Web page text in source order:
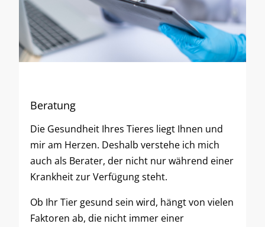
Beratung
Die Gesundheit Ihres Tieres liegt Ihnen und
mir am Herzen. Deshalb verstehe ich mich
auch als Berater, der nicht nur während einer
Krankheit zur Verfügung steht.
Ob Ihr Tier gesund sein wird, hängt von vielen
Faktoren ab, die nicht immer einer